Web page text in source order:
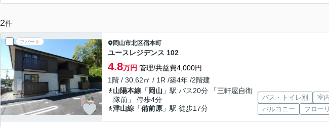
2件
アパート 岡山市北区宿本町
ユースレジデンス 102
4.8万円 管理/共益費4,000円
1階 / 30.62㎡ / 1R /築4年 /2階建
山陽本線 「 岡山 」駅 バス20分 「三軒屋自衛
隊前」 停歩4分
津山線 「備前原 」駅 徒歩17分
バス・トイレ別 室
バルコニー
フロー